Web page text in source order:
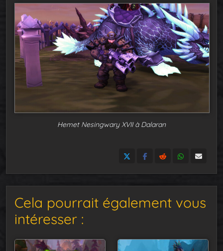
Hemet Nesingwary XVII à Dalaran
Cela pourrait également vous
intéresser :